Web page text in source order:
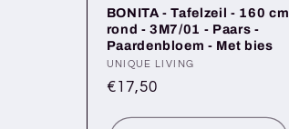
BONITA - Tafelzeil - 160 cm
rond - 3M7/01 - Paars -
Paardenbloem - Met bies
Verkoper:
UNIQUE LIVING
Normale
€17,50